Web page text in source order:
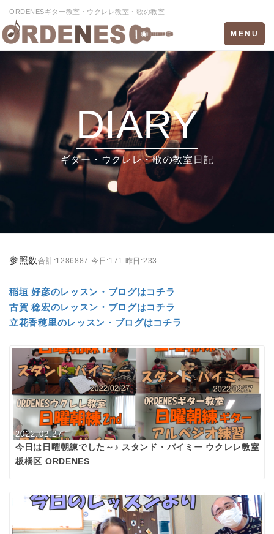
ORDENESギター教室・ウクレレ教室・歌の教室
Toggle
navigation
MENU
DIARY
ギター・ウクレレ・歌の教室日記
参照数合計:1286887 今日:171 昨日:233
稲垣 好彦のレッスン・ブログはコチラ
古賀 稔宏のレッスン・ブログはコチラ
立花香穂里のレッスン・ブログはコチラ
2022.02.27
今日は日曜朝練でした～♪ スタンド・バイミー ウクレレ教室
板橋区 ORDENES